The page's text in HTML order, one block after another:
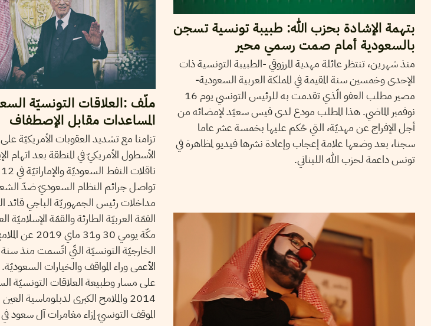
بتهمة الإشادة بحزب الله: طبيبة تونسية تسجن
بالسعودية أمام صمت رسمي محير
منذ شهرين، تنتظر عائلة مهدية المرزوقي -الطبيبة التونسية ذات
الإحدى وخمسين سنة المقيمة في المملكة العربية السعودية-
مصير مطلب العفو الّذي تقدمت به للرئيس التونسي يوم 16
نوفمبر الماضي. هذا المطلب مودع لدى قيس سعيّد لإمضائه من
أجل الإفراج عن مهديّة، التي حُكم عليها بخمسة عشر عاما
سجنا، بعد وضعها علامة إعجاب وإعادة نشرها فيديو لمظاهرة في
تونس داعمة لحزب الله اللبناني.
ملّف :العلاقات التونسيّة
المساعدات مقابل الإصطفاف
تزامنا مع تشديد العقوبات الأمريكيّة
الأسطول الأمريكيّ في المنطقة بعد اتهام
تواصل جرائم النظام السعوديّ ضدّ
مداخلات رئيس الجمهوريّة الباجي
القمّة العربيّة الطارئة والقمّة الإسلاميّة
مكّة يومي 30
الأعمى وراء المواقف والخيارات
على مسار وطبيعة العلاقات التونسيّة
2014 والملامح الكبرى لدبلوماسية
الموقف التونسيّ إزاء مغامرات آل سعود في